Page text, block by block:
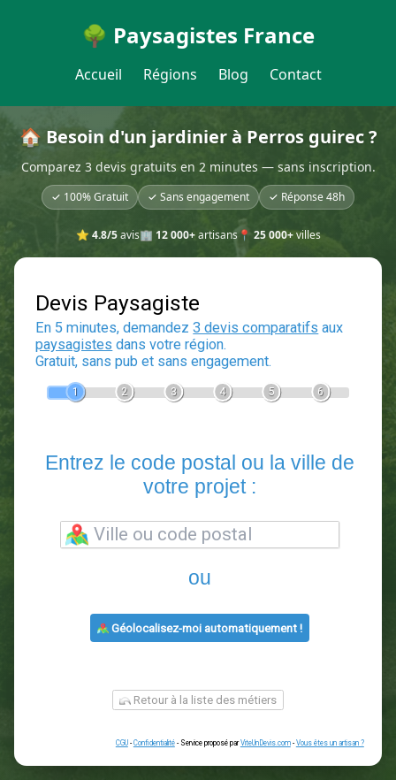
🌳 Paysagistes France
Accueil Régions Blog Contact
🏠 Besoin d'un jardinier à Perros guirec ?
Comparez 3 devis gratuits en 2 minutes — sans inscription.
✓ 100% Gratuit ✓ Sans engagement ✓ Réponse 48h
⭐ 4.8/5avis🏢 12 000+artisans📍 25 000+villes
Devis Paysagiste
En 5 minutes, demandez3 devis comparatifs
votre projet :
ou
Géolocalisez-moi automatiquement !